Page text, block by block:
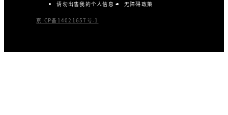
请勿出售我的个人信息 无障碍政策
京ICP备14021657号-1